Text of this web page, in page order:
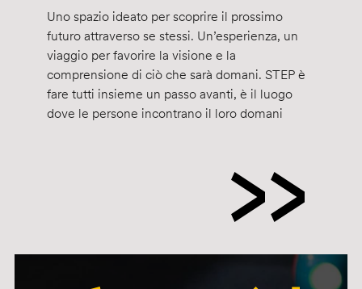
Uno spazio ideato per scoprire il prossimo
futuro attraverso se stessi. Un’esperienza, un
viaggio per favorire la visione e la
comprensione di ciò che sarà domani. STEP è
fare tutti insieme un passo avanti, è il luogo
dove le persone incontrano il loro domani